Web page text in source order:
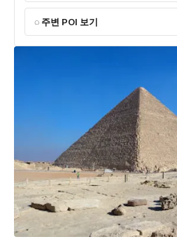
주변 POI 보기